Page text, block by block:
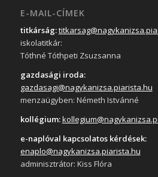
E-MAIL-CÍMEK
titkárság:
iskolatitkár:
Tóthné Tóthpeti Zsuzsanna
gazdasági iroda:
gazdasagi@nagykanizsa.piarista.hu
menzaügyben: Németh Istvánné
kollégium:
e-naplóval kapcsolatos kérdések:
enaplo@nagykanizsa.piarista.hu
adminisztrátor: Kiss Flóra